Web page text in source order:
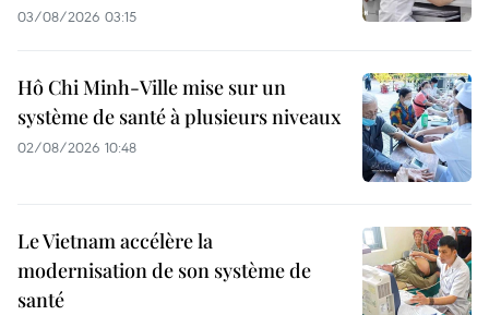
03/08/2026 03:15
Hô Chi Minh-Ville mise sur un
système de santé à plusieurs niveaux
02/08/2026 10:48
Le Vietnam accélère la
modernisation de son système de
santé